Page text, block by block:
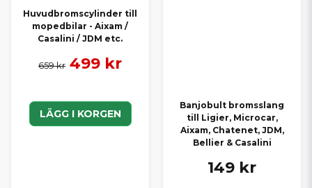
Huvudbromscylinder till
mopedbilar - Aixam /
Casalini / JDM etc.
659 kr 499 kr
LÄGG I KORGEN
Banjobult bromsslang
till Ligier, Microcar,
Aixam, Chatenet, JDM,
Bellier & Casalini
149 kr